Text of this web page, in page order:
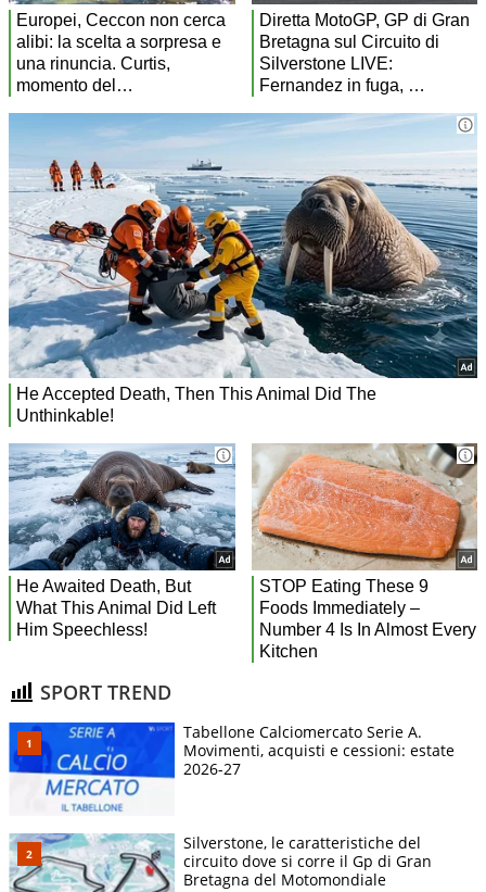
SPORT TREND
Tabellone Calciomercato Serie A.
Movimenti, acquisti e cessioni: estate
2026-27
Silverstone, le caratteristiche del
circuito dove si corre il Gp di Gran
Bretagna del Motomondiale